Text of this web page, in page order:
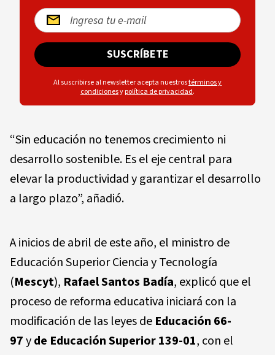
SUSCRÍBETE
Al suscribirse al newsletter acepta nuestrostérminos y
condicionesypolítica de privacidad.
“Sin educación no tenemos crecimiento ni
desarrollo sostenible. Es el eje central para
elevar la productividad y garantizar el desarrollo
a largo plazo”, añadió.
A inicios de abril de este año, el ministro de
Educación Superior Ciencia y Tecnología
(Mescyt), Rafael Santos Badía, explicó que el
proceso de reforma educativa iniciará con la
modificación de las leyes de Educación 66-
97yde Educación Superior 139-01, con el